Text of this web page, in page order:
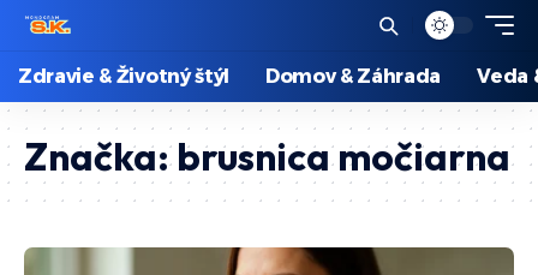
Zdravie & Životný štýl Domov & Záhrada Veda
Značka:brusnica močiarna